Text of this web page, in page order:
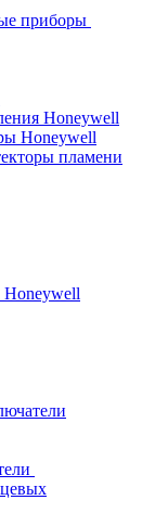
приборы
Honeywell
Honeywell
пламени
Honeywell